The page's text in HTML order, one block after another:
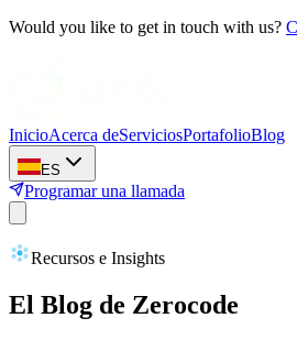
Would you like to get in touch with us?
InicioAcerca deServiciosPortafolioBlog
ES
Programar una llamada
Recursos e Insights
El Blog de Zerocode